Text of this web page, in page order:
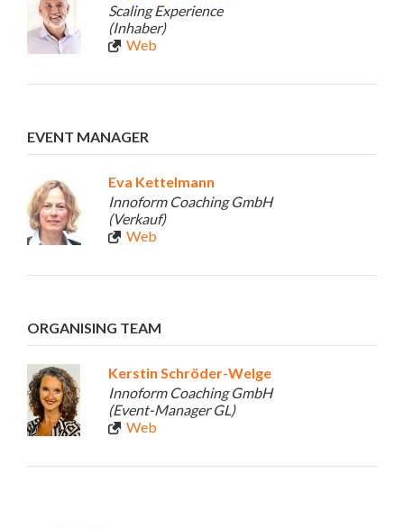
Scaling Experience
(Inhaber)
Web
EVENT MANAGER
Eva Kettelmann
Innoform Coaching GmbH
(Verkauf)
Web
ORGANISING TEAM
Kerstin Schröder-Welge
Innoform Coaching GmbH
(Event-Manager GL)
Web